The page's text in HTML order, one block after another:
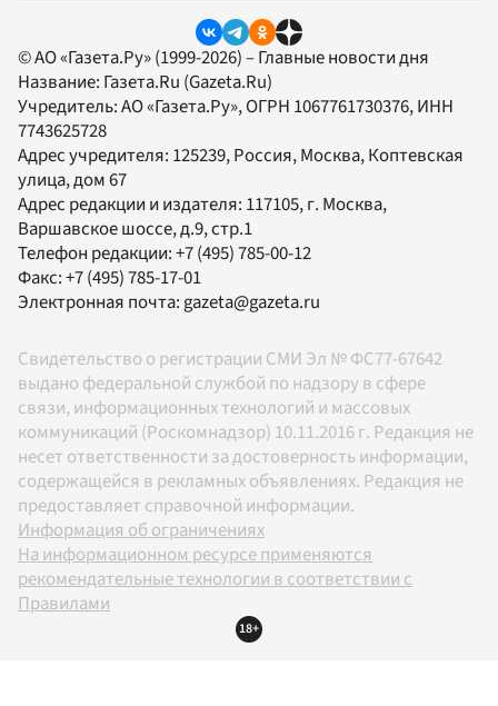
© АО «Газета.Ру» (1999-2026) – Главные новости дня
Название: Газета.Ru (Gazeta.Ru)
Учредитель:АО «Газета.Ру», ОГРН 1067761730376, ИНН
7743625728
Адрес учредителя: 125239, Россия, Москва, Коптевская
улица, дом 67
Адрес редакции и издателя: 117105, г. Москва,
Варшавское шоссе, д.9, стр.1
Телефон редакции:+7 (495) 785-00-12
Факс:+7 (495) 785-17-01
Электронная почта:gazeta@gazeta.ru
Свидетельство о регистрации СМИ Эл № ФС77-67642
выдано федеральной службой по надзору в сфере
связи, информационных технологий и массовых
коммуникаций (Роскомнадзор) 10.11.2016 г. Редакция не
несет ответственности за достоверность информации,
содержащейся в рекламных объявлениях. Редакция не
предоставляет справочной информации.
Информация об ограничениях
На информационном ресурсе применяются
рекомендательные технологии в соответствии с
Правилами
18+